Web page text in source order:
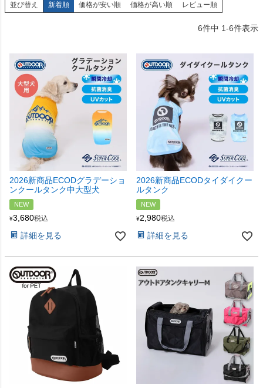
並び替え 新着順 価格が安い順 価格が高い順 レビュー順
6件中 1-6件表示
2026新商品ECODグラデーショ
ンクールタンク中大型犬
NEW
¥3,680税込
詳細を見る
2026新商品ECODタイダイクー
ルタンク
NEW
¥2,980税込
詳細を見る